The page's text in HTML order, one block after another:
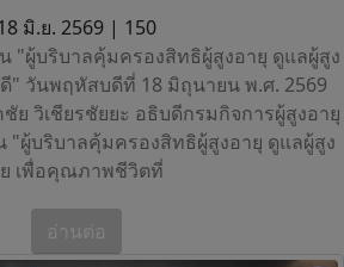
มิ.ย. 2569 | 150
"ผู้บริบาลคุ้มครองสิทธิผู้สูงอายุ ดูแลผู้สูง
วันพฤหัสบดีที่ 18 มิถุนายน พ.ศ. 2569
ย วิเชียรชัยยะ อธิบดีกรมกิจการผู้สูงอายุ
ผู้บริบาลคุ้มครองสิทธิผู้สูงอายุ ดูแลผู้สูง
เพื่อคุณภาพชีวิตที่
อ่านต่อ